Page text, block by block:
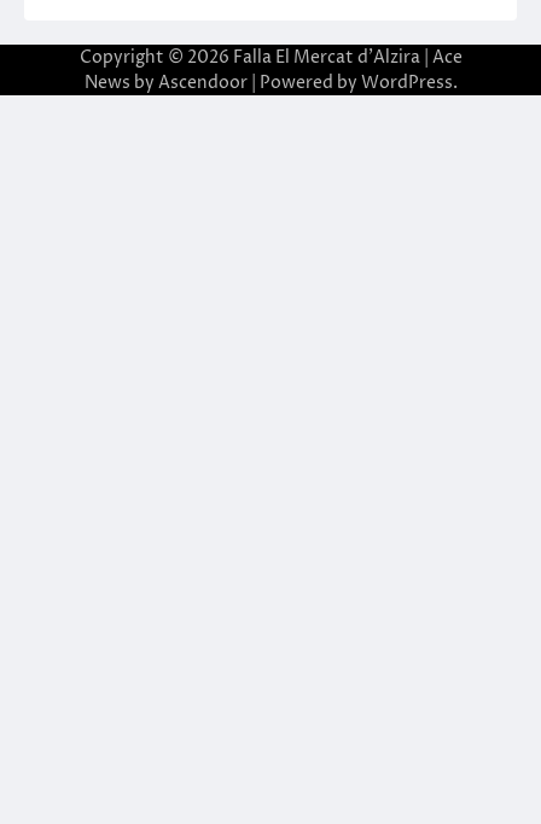
Copyright © 2026 Falla El Mercat d'Alzira| Ace
News by Ascendoor| Powered by WordPress.